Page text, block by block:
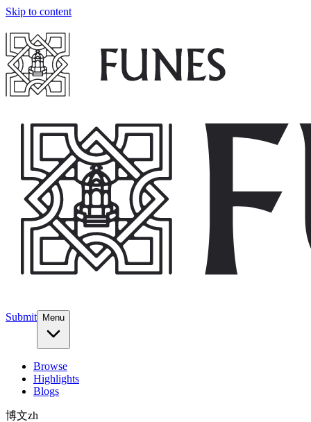
Skip to content
Submit Menu
Browse
Highlights
Blogs
博文zh